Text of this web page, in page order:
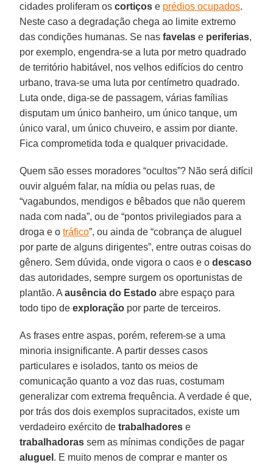
cidades proliferam oscortiços e prédios ocupados.
Neste caso a degradação chega ao limite extremo
das condições humanas. Se nasfavelas e periferias,
por exemplo, engendra-se a luta por metro quadrado
de território habitável, nos velhos edifícios do centro
urbano, trava-se uma luta por centímetro quadrado.
Luta onde, diga-se de passagem, várias famílias
disputam um único banheiro, um único tanque, um
único varal, um único chuveiro, e assim por diante.
Fica comprometida toda e qualquer privacidade.
Quem são esses moradores “ocultos”? Não será difícil
ouvir alguém falar, na mídia ou pelas ruas, de
“vagabundos, mendigos e bêbados que não querem
nada com nada”, ou de “pontos privilegiados para a
droga e otráfico”, ou ainda de “cobrança de aluguel
por parte de alguns dirigentes”, entre outras coisas do
gênero. Sem dúvida, onde vigora o caos e odescaso
das autoridades, sempre surgem os oportunistas de
plantão. Aausência do Estado abre espaço para
todo tipo deexploração por parte de terceiros.
As frases entre aspas, porém, referem-se a uma
minoria insignificante. A partir desses casos
particulares e isolados, tanto os meios de
comunicação quanto a voz das ruas, costumam
generalizar com extrema frequência. A verdade é que,
por trás dos dois exemplos supracitados, existe um
verdadeiro exército detrabalhadores e
trabalhadoras sem as mínimas condições de pagar
aluguel . E muito menos de comprar e manter os